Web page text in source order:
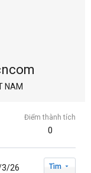
NAM
Điểm thành tích
0
3/26 Tìm